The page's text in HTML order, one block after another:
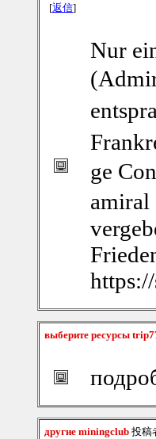
[返信]
Nur
ge
выберите ресурсы
другие miningclub 投稿